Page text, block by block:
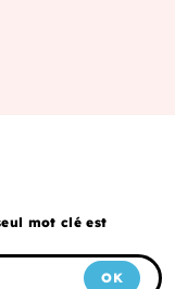
OK
mot clé est